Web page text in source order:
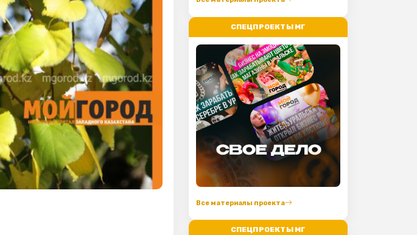
СПЕЦПРОЕКТЫ МГ
Все материалы проекта
СПЕЦПРОЕКТЫ МГ